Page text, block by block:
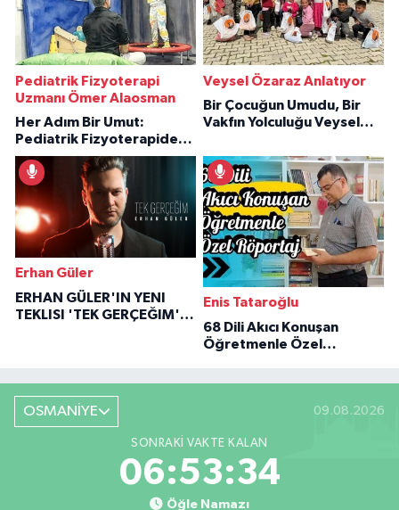
Pediatrik Fizyoterapi
Uzmanı Ömer Alaosman
Her Adım Bir Umut:
Pediatrik Fizyoterapiden
İlham Veren Hikâyeler
Veysel Özaraz Anlatıyor
Bir Çocuğun Umudu, Bir
Vakfın Yolculuğu Veysel
Erhan Güler
ERHAN GÜLER'IN YENI
TEKLISI 'TEK GERÇEĞIM'LE
Enis Tataroğlu
68 Dili Akıcı Konuşan
Öğretmenle Özel
OSMANİYE 09.08.2026
SONRAKI VAKTE KALAN
06:53:33
Öğle Namazı